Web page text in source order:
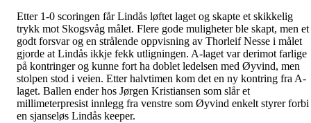
Etter 1-0 scoringen får Lindås løftet laget og skapte et skikkelig
trykk mot Skogsvåg målet. Flere gode muligheter ble skapt, men et
godt forsvar og en strålende oppvisning av Thorleif Nesse i målet
gjorde at Lindås ikkje fekk utligningen. A-laget var derimot farlige
på kontringer og kunne fort ha doblet ledelsen med Øyvind, men
stolpen stod i veien. Etter halvtimen kom det en ny kontring fra A-
laget. Ballen ender hos Jørgen Kristiansen som slår et
millimeterpresist innlegg fra venstre som Øyvind enkelt styrer forbi
en sjanseløs Lindås keeper.